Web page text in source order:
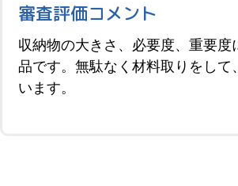
審査評価コメント
収納物の大きさ、必要度、重要
品です。無駄なく材料取りをし
います。